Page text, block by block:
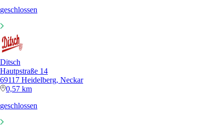
geschlossen
Ditsch
Hautpstraße 14
69117 Heidelberg, Neckar
0,57 km
geschlossen